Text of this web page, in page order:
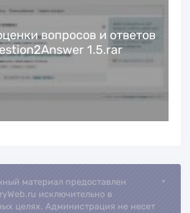
вопросов и ответов
1.5.rar
Loading...
материал предоставлен
исключительно в
целях. Администрация не несет